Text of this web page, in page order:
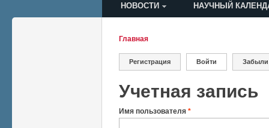
Меню пользователя
НОВОСТИ НАУЧНЫЙ
Вы здесь
Главная
Главные вкладки
Регистрация Войти (активная
Учетная запись
Имя пользователя *